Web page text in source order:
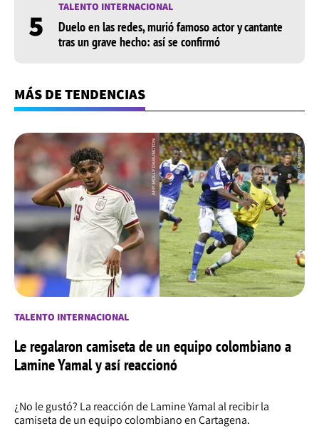
5 TALENTO INTERNACIONAL
Duelo en las redes, murió famoso actor y cantante
tras un grave hecho: así se confirmó
MÁS DE TENDENCIAS
TALENTO INTERNACIONAL
Le regalaron camiseta de un equipo colombiano a
Lamine Yamal y así reaccionó
¿No le gustó? La reacción de Lamine Yamal al recibir la
camiseta de un equipo colombiano en Cartagena.